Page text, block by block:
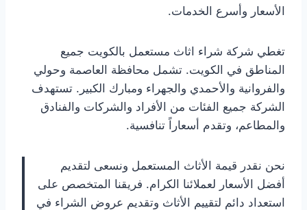
الأسعار وأسرع الخدمات.
تغطي شركة شراء اثاث مستعمل بالكويت جميع
المناطق في الكويت. تشمل محافظة العاصمة وحولي
والفروانية والأحمدي والجهراء ومبارك الكبير. تستهدف
الشركة جميع الفئات من الأفراد والشركات والفنادق
والمطاعم، وتقدم أسعاراً تنافسية.
نحن نقدر قيمة الأثاث المستعمل ونسعى لتقديم
أفضل الأسعار لعملائنا الكرام. فريقنا المتخصص على
استعداد دائم لتقييم الأثاث وتقديم عروض الشراء في